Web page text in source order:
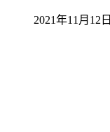
2021年11月12日